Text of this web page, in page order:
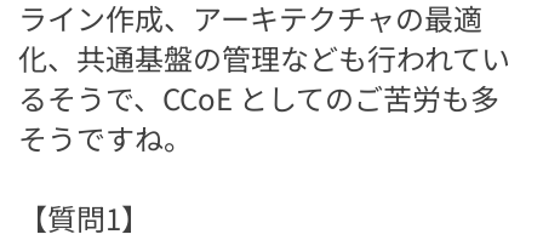
ライン作成、アーキテクチャの最適
化、共通基盤の管理なども行われてい
るそうで、CCoE としてのご苦労も多
そうですね。
【質問1】